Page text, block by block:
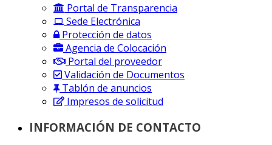
Portal de Transparencia
Sede Electrónica
Protección de datos
Agencia de Colocación
Portal del proveedor
Validación de Documentos
Tablón de anuncios
Impresos de solicitud
INFORMACIÓN DE CONTACTO